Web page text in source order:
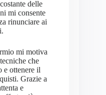
delle
mi consente
rinunciare ai
mi motiva
che
e ottenere il
Grazie a
e